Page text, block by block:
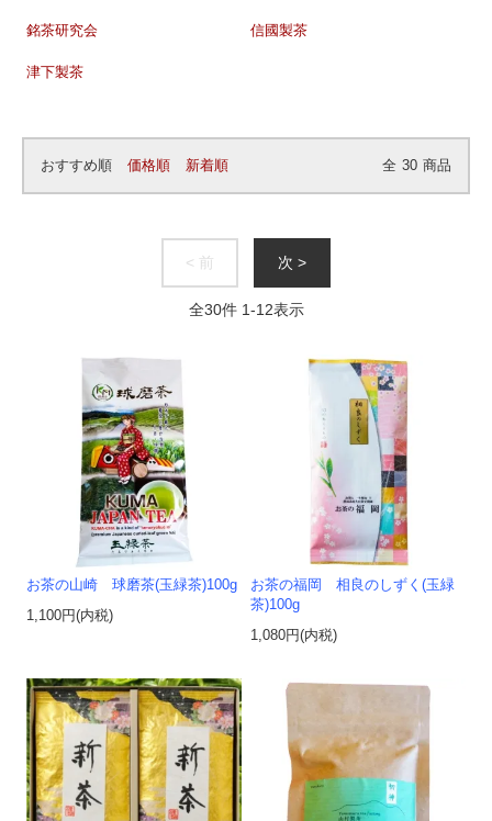
銘茶研究会 信國製茶
津下製茶
おすすめ順 価格順 新着順 全 30 商品
< 前 次 >
全30件 1-12表示
お茶の山崎 球磨茶(玉緑茶)100g
1,100円(内税)
お茶の福岡 相良のしずく(玉緑
茶)100g
1,080円(内税)